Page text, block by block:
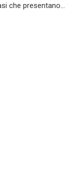
che presentano…